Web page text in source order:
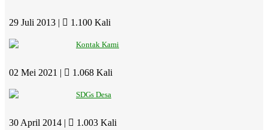
29 Juli 2013 | 1.100 Kali
Kontak Kami
02 Mei 2021 | 1.068 Kali
SDGs Desa
30 April 2014 | 1.003 Kali